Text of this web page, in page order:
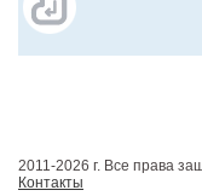
2011-2026 г. Все права
Контакты